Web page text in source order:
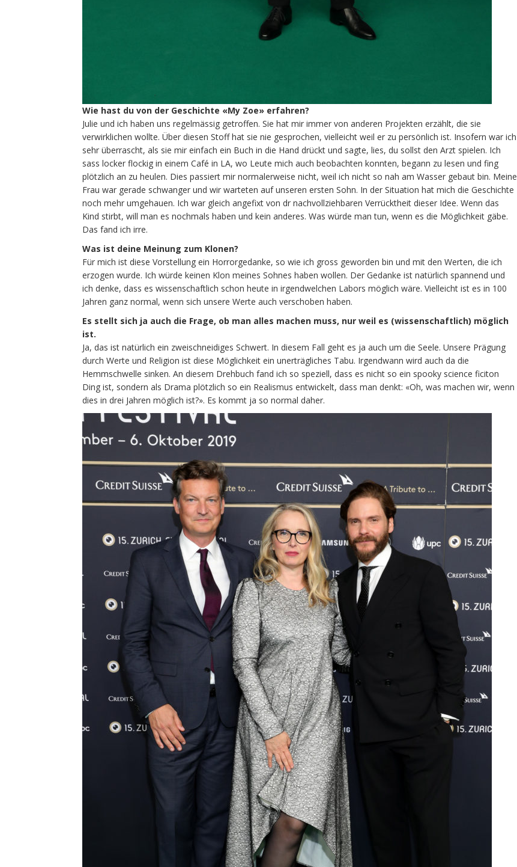
Wie hast du von der Geschichte «My Zoe» erfahren?
Julie und ich haben uns regelmässig getroffen. Sie hat mir immer von anderen Projekten erzählt, die sie
verwirklichen wollte. Über diesen Stoff hat sie nie gesprochen, vielleicht weil er zu persönlich ist. Insofern war ich
sehr überrascht, als sie mir einfach ein Buch in die Hand drückt und sagte, lies, du sollst den Arzt spielen. Ich
sass locker flockig in einem Café in LA, wo Leute mich auch beobachten konnten, begann zu lesen und fing
plötzlich an zu heulen. Dies passiert mir normalerweise nicht, weil ich nicht so nah am Wasser gebaut bin. Meine
Frau war gerade schwanger und wir warteten auf unseren ersten Sohn. In der Situation hat mich die Geschichte
noch mehr umgehauen. Ich war gleich angefixt von dr nachvollziehbaren Verrücktheit dieser Idee. Wenn das
Kind stirbt, will man es nochmals haben und kein anderes. Was würde man tun, wenn es die Möglichkeit gäbe.
Das fand ich irre.
Was ist deine Meinung zum Klonen?
Für mich ist diese Vorstellung ein Horrorgedanke, so wie ich gross geworden bin und mit den Werten, die ich
erzogen wurde. Ich würde keinen Klon meines Sohnes haben wollen. Der Gedanke ist natürlich spannend und
ich denke, dass es wissenschaftlich schon heute in irgendwelchen Labors möglich wäre. Vielleicht ist es in 100
Jahren ganz normal, wenn sich unsere Werte auch verschoben haben.
Es stellt sich ja auch die Frage, ob man alles machen muss, nur weil es (wissenschaftlich) möglich
ist.
Ja, das ist natürlich ein zweischneidiges Schwert. In diesem Fall geht es ja auch um die Seele. Unsere Prägung
durch Werte und Religion ist diese Möglichkeit ein unerträgliches Tabu. Irgendwann wird auch da die
Hemmschwelle sinken. An diesem Drehbuch fand ich so speziell, dass es nicht so ein spooky science ficiton
Ding ist, sondern als Drama plötzlich so ein Realismus entwickelt, dass man denkt: «Oh, was machen wir, wenn
dies in drei Jahren möglich ist?». Es kommt ja so normal daher.